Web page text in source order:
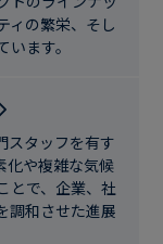
ィの繁栄、そし
ます。
スタッフを有す
化や複雑な気候
とで、企業、社
調和させた進展